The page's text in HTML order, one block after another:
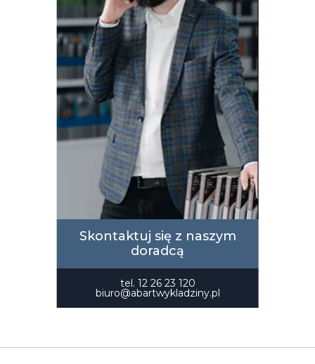
Skontaktuj się z naszym
doradcą
tel. 12 26 23 120
biuro@abartwykladziny.pl